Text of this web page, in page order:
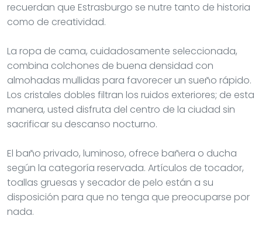
recuerdan que Estrasburgo se nutre tanto de historia
como de creatividad.
La ropa de cama, cuidadosamente seleccionada,
combina colchones de buena densidad con
almohadas mullidas para favorecer un sueño rápido.
Los cristales dobles filtran los ruidos exteriores; de esta
manera, usted disfruta del centro de la ciudad sin
sacrificar su descanso nocturno.
El baño privado, luminoso, ofrece bañera o ducha
según la categoría reservada. Artículos de tocador,
toallas gruesas y secador de pelo están a su
disposición para que no tenga que preocuparse por
nada.